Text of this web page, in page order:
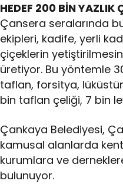
HEDEF 200 BİN YAZLIK
Çansera seralarında
ekipleri, kadife, yerli
çiçeklerin
üretiyor. Bu yöntemle
taflan, forsitya, lüküstür
bin taflan çeliği, 7 bin
Çankaya Belediyesi,
kamusal alanlarda
kurumlara ve
bulunuyor.